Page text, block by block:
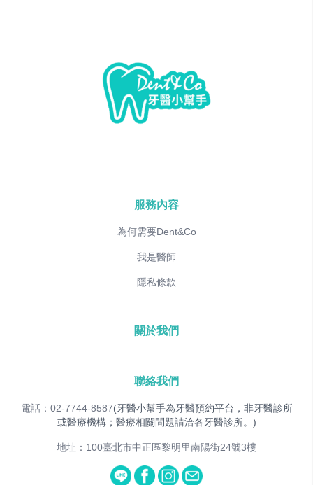
服務內容
為何需要Dent&Co
我是醫師
隱私條款
關於我們
聯絡我們
電話：02-7744-8587(牙醫小幫手為牙醫預約平台，非牙醫診所
或醫療機構；醫療相關問題請洽各牙醫診所。)
地址：100臺北市中正區黎明里南陽街24號3樓